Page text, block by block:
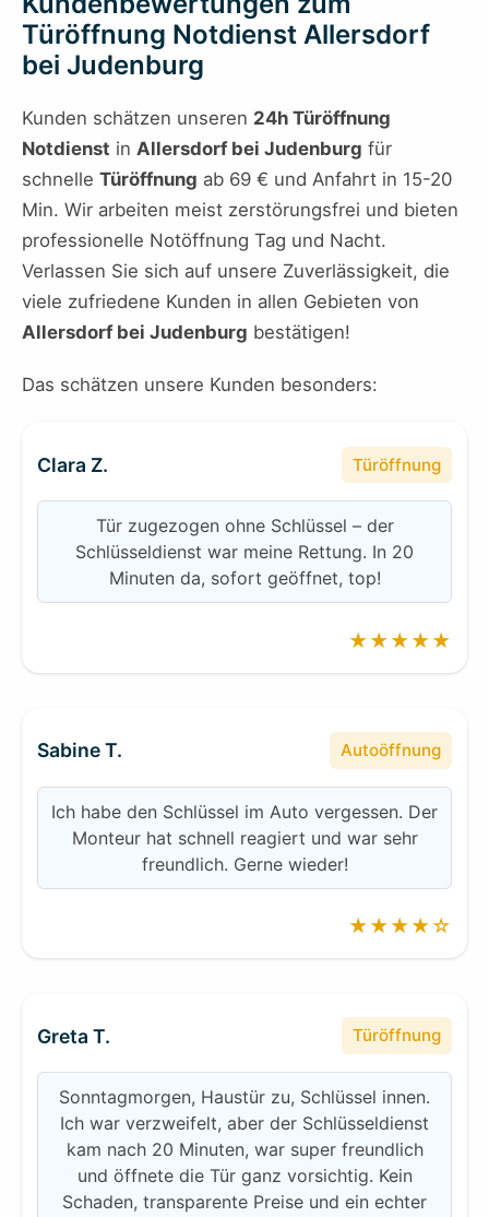
Türöffnung Notdienst Allersdorf
bei Judenburg
Kunden schätzen unseren 24h Türöffnung
Notdienst in Allersdorf bei Judenburg für
schnelle Türöffnung ab 69 € und Anfahrt in 15-20
Min. Wir arbeiten meist zerstörungsfrei und bieten
professionelle Notöffnung Tag und Nacht.
Verlassen Sie sich auf unsere Zuverlässigkeit, die
viele zufriedene Kunden in allen Gebieten von
Allersdorf bei Judenburg bestätigen!
Das schätzen unsere Kunden besonders:
Clara Z. Türöffnung
Tür zugezogen ohne Schlüssel – der
Schlüsseldienst war meine Rettung. In 20
Minuten da, sofort geöffnet, top!
★★★★★
Sabine T. Autoöffnung
Ich habe den Schlüssel im Auto vergessen. Der
Monteur hat schnell reagiert und war sehr
freundlich. Gerne wieder!
★★★★☆
Greta T. Türöffnung
Sonntagmorgen, Haustür zu, Schlüssel innen.
Ich war verzweifelt, aber der Schlüsseldienst
kam nach 20 Minuten, war super freundlich
und öffnete die Tür ganz vorsichtig. Kein
Schaden, transparente Preise und ein echter